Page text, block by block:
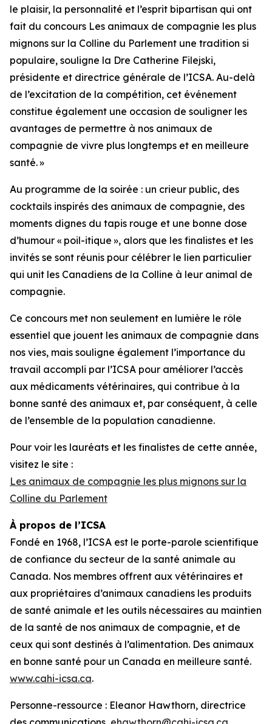
le plaisir, la personnalité et l’esprit bipartisan qui ont
fait du concours Les animaux de compagnie les plus
mignons sur la Colline du Parlement une tradition si
populaire, souligne la Dre Catherine Filejski,
présidente et directrice générale de l’ICSA. Au-delà
de l’excitation de la compétition, cet événement
constitue également une occasion de souligner les
avantages de permettre à nos animaux de
compagnie de vivre plus longtemps et en meilleure
santé. »
Au programme de la soirée : un crieur public, des
cocktails inspirés des animaux de compagnie, des
moments dignes du tapis rouge et une bonne dose
d’humour « poil-itique », alors que les finalistes et les
invités se sont réunis pour célébrer le lien particulier
qui unit les Canadiens de la Colline à leur animal de
compagnie.
Ce concours met non seulement en lumière le rôle
essentiel que jouent les animaux de compagnie dans
nos vies, mais souligne également l’importance du
travail accompli par l’ICSA pour améliorer l’accès
aux médicaments vétérinaires, qui contribue à la
bonne santé des animaux et, par conséquent, à celle
de l’ensemble de la population canadienne.
Pour voir les lauréats et les finalistes de cette année,
visitez le site :
Les animaux de compagnie les plus mignons sur la
Colline du Parlement
À propos de l’ICSA
Fondé en 1968, l’ICSA est le porte-parole scientifique
de confiance du secteur de la santé animale au
Canada. Nos membres offrent aux vétérinaires et
aux propriétaires d’animaux canadiens les produits
de santé animale et les outils nécessaires au maintien
de la santé de nos animaux de compagnie, et de
ceux qui sont destinés à l’alimentation. Des animaux
en bonne santé pour un Canada en meilleure santé.
www.cahi-icsa.ca.
Personne-ressource : Eleanor Hawthorn, directrice